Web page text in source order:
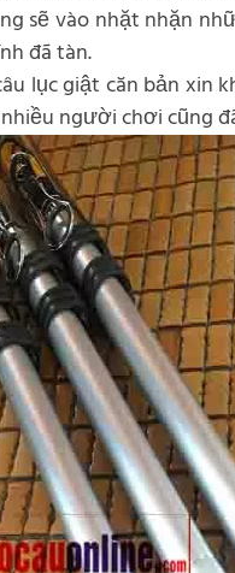
sẽ vào nhặt nhặn
đã tàn.
lục giật căn bản xin
người chơi cũng